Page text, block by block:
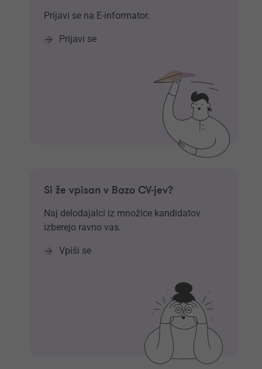
Prijavi se na E-informator.
Prijavi se
Si že vpisan v Bazo CV-jev?
Naj delodajalci iz množice kandidatov
izberejo ravno vas.
Vpiši se